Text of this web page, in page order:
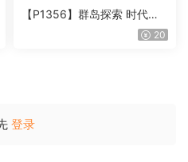
【P1356】群岛探索 时代马
戏团 – QUEST 60 调色预设A
20
登录